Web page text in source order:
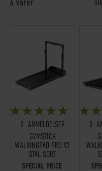
6
BEDØMMELSE:
95%
2 ANMELDELSER
GYMSTICK
WALKINGPAD PRO V2
STÅL SORT
SPECIAL PRICE
3